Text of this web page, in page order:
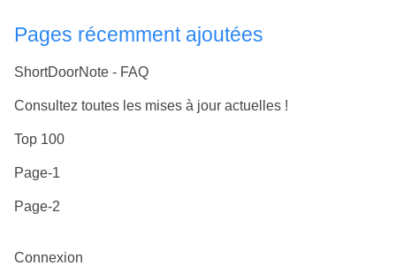
Pages récemment ajoutées
ShortDoorNote - FAQ
Consultez toutes les mises à jour actuelles !
Top 100
Page-1
Page-2
Connexion